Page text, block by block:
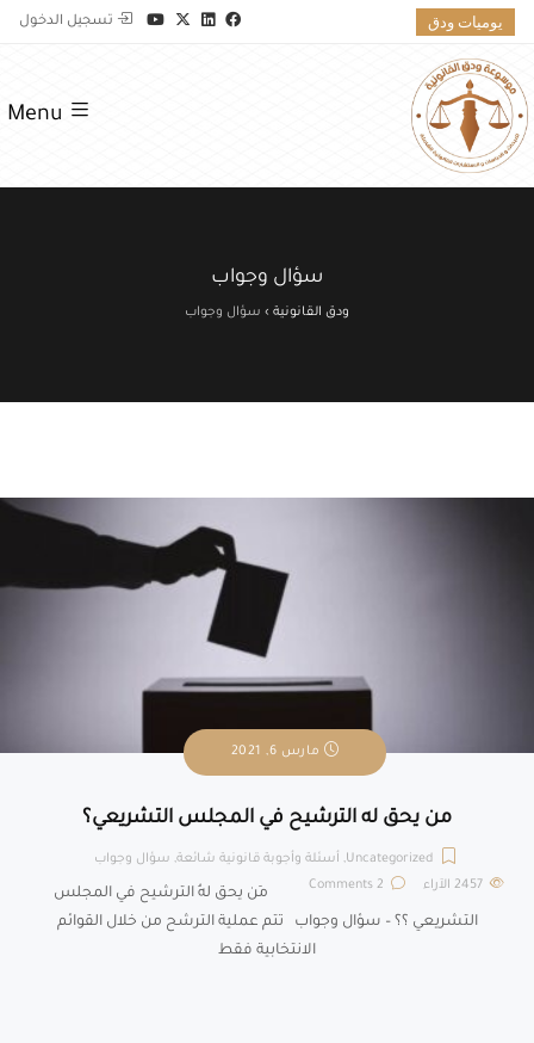
يوميات ودق تسجيل الدخول
Menu
سؤال وجواب
ودق القانونية › سؤال وجواب
مارس 6, 2021
من يحق له الترشيح في المجلس التشريعي؟
Uncategorized
, أسئلة وأجوبة قانونية شائعة, سؤال وجواب
2 Comments
الآراء
مَن يحق لهُ الترشيح في المجلس
التشريعي ؟؟ – سؤال وجواب تتم عملية الترشح من خلال القوائم
الانتخابية فقط